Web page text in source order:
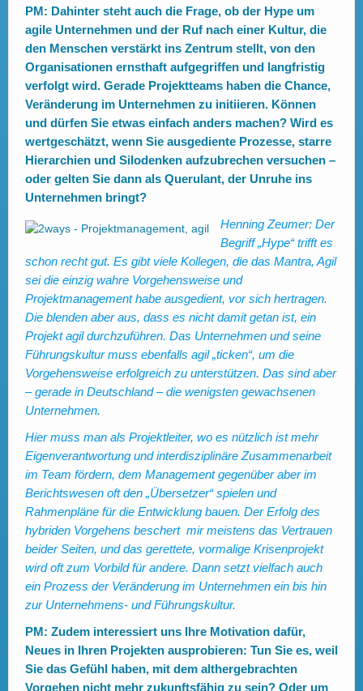
PM: Dahinter steht auch die Frage, ob der Hype um
agile Unternehmen und der Ruf nach einer Kultur, die
den Menschen verstärkt ins Zentrum stellt, von den
Organisationen ernsthaft aufgegriffen und langfristig
verfolgt wird. Gerade Projektteams haben die Chance,
Veränderung im Unternehmen zu initiieren. Können
und dürfen Sie etwas einfach anders machen? Wird es
wertgeschätzt, wenn Sie ausgediente Prozesse, starre
Hierarchien und Silodenken aufzubrechen versuchen –
oder gelten Sie dann als Querulant, der Unruhe ins
Unternehmen bringt?
Henning Zeumer: Der
Begriff „Hype“ trifft es
schon recht gut. Es gibt viele Kollegen, die das Mantra, Agil
sei die einzig wahre Vorgehensweise und
Projektmanagement habe ausgedient, vor sich hertragen.
Die blenden aber aus, dass es nicht damit getan ist, ein
Projekt agil durchzuführen. Das Unternehmen und seine
Führungskultur muss ebenfalls agil „ticken“, um die
Vorgehensweise erfolgreich zu unterstützen. Das sind aber
– gerade in Deutschland – die wenigsten gewachsenen
Unternehmen.
Hier muss man als Projektleiter, wo es nützlich ist mehr
Eigenverantwortung und interdisziplinäre Zusammenarbeit
im Team fördern, dem Management gegenüber aber im
Berichtswesen oft den „Übersetzer“ spielen und
Rahmenpläne für die Entwicklung bauen. Der Erfolg des
hybriden Vorgehens beschert mir meistens das Vertrauen
beider Seiten, und das gerettete, vormalige Krisenprojekt
wird oft zum Vorbild für andere. Dann setzt vielfach auch
ein Prozess der Veränderung im Unternehmen ein bis hin
zur Unternehmens- und Führungskultur.
PM: Zudem interessiert uns Ihre Motivation dafür,
Neues in Ihren Projekten ausprobieren: Tun Sie es, weil
Sie das Gefühl haben, mit dem althergebrachten
Vorgehen nicht mehr zukunftsfähig zu sein? Oder um